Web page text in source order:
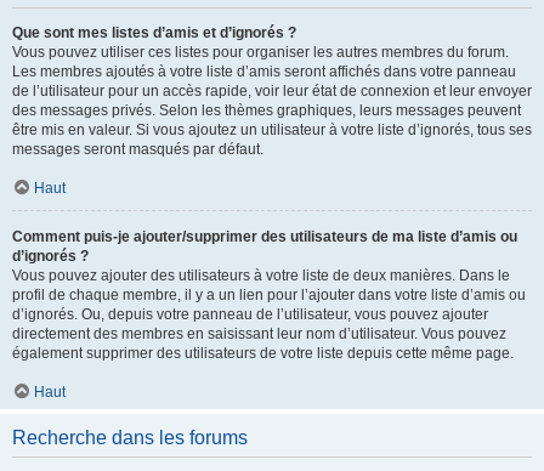
Que sont mes listes d’amis et d’ignorés ?
Vous pouvez utiliser ces listes pour organiser les autres membres du forum.
Les membres ajoutés à votre liste d’amis seront affichés dans votre panneau
de l’utilisateur pour un accès rapide, voir leur état de connexion et leur envoyer
des messages privés. Selon les thèmes graphiques, leurs messages peuvent
être mis en valeur. Si vous ajoutez un utilisateur à votre liste d’ignorés, tous ses
messages seront masqués par défaut.
Haut
Comment puis-je ajouter/supprimer des utilisateurs de ma liste d’amis ou
d’ignorés ?
Vous pouvez ajouter des utilisateurs à votre liste de deux manières. Dans le
profil de chaque membre, il y a un lien pour l’ajouter dans votre liste d’amis ou
d’ignorés. Ou, depuis votre panneau de l’utilisateur, vous pouvez ajouter
directement des membres en saisissant leur nom d’utilisateur. Vous pouvez
également supprimer des utilisateurs de votre liste depuis cette même page.
Haut
Recherche dans les forums